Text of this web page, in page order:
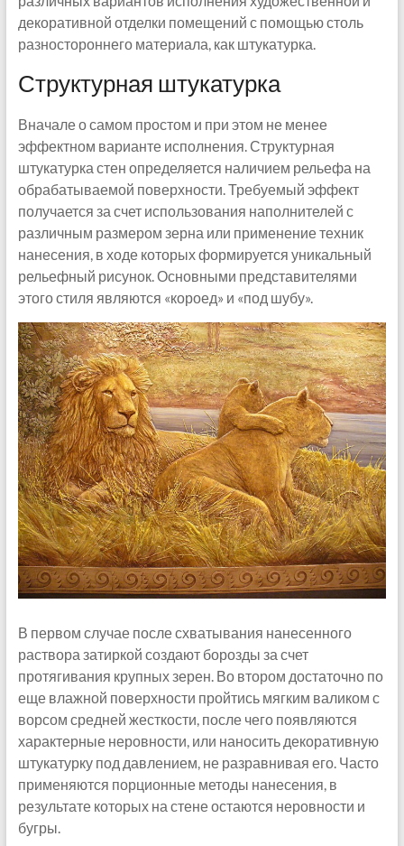
декоративной отделки помещений с помощью столь
разностороннего материала, как штукатурка.
Структурная штукатурка
Вначале о самом простом и при этом не менее
эффектном варианте исполнения. Структурная
штукатурка стен определяется наличием рельефа на
обрабатываемой поверхности. Требуемый эффект
получается за счет использования наполнителей с
различным размером зерна или применение техник
нанесения, в ходе которых формируется уникальный
рельефный рисунок. Основными представителями
этого стиля являются «короед» и «под шубу».
В первом случае после схватывания нанесенного
раствора затиркой создают борозды за счет
протягивания крупных зерен. Во втором достаточно по
еще влажной поверхности пройтись мягким валиком с
ворсом средней жесткости, после чего появляются
характерные неровности, или наносить декоративную
штукатурку под давлением, не разравнивая его. Часто
применяются порционные методы нанесения, в
результате которых на стене остаются неровности и
бугры.